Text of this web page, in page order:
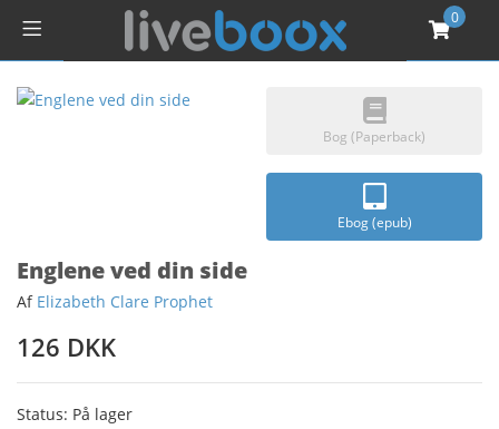
0
Bog (Paperback)
Ebog (epub)
Englene ved din side
Af Elizabeth Clare Prophet
126 DKK
Status: På lager